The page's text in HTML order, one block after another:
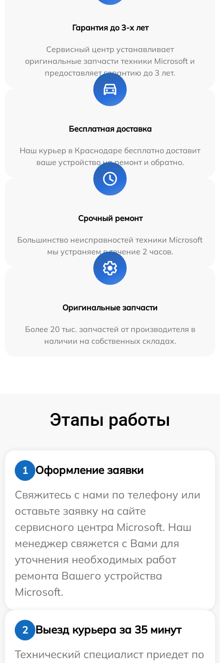
Гарантия до 3-х лет
Сервисный центр устанавливает
оригинальные запчасти техники Microsoft и
предоставляет гарантию до 3 лет.
Бесплатная доставка
Наш курьер в Краснодаре бесплатно доставит
ваше устройство на ремонт и обратно.
Срочный ремонт
Большинство неисправностей техники Microsoft
мы устраняем в течение 2 часов.
Оригинальные запчасти
Более 20 тыс. запчастей от производителя в
наличии на собственных складах.
Этапы работы
1
Оформление заявки
Свяжитесь с нами по телефону или
оставьте заявку на сайте
сервисного центра Microsoft. Наш
менеджер свяжется с Вами для
уточнения необходимых работ
ремонта Вашего устройства
Microsoft.
2
Выезд курьера за 35 минут
Технический специалист приедет по